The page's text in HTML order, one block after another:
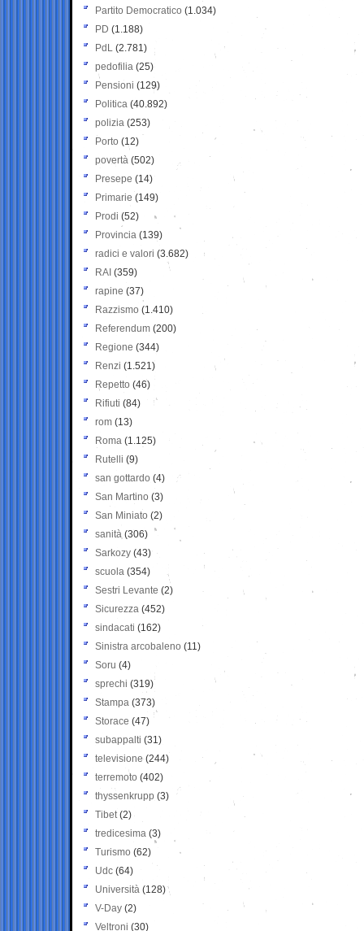
Partito Democratico (1.034)
PD (1.188)
PdL (2.781)
pedofilia (25)
Pensioni (129)
Politica (40.892)
polizia (253)
Porto (12)
povertà (502)
Presepe (14)
Primarie (149)
Prodi (52)
Provincia (139)
radici e valori (3.682)
RAI (359)
rapine (37)
Razzismo (1.410)
Referendum (200)
Regione (344)
Renzi (1.521)
Repetto (46)
Rifiuti (84)
rom (13)
Roma (1.125)
Rutelli (9)
san gottardo (4)
San Martino (3)
San Miniato (2)
sanità (306)
Sarkozy (43)
scuola (354)
Sestri Levante (2)
Sicurezza (452)
sindacati (162)
Sinistra arcobaleno (11)
Soru (4)
sprechi (319)
Stampa (373)
Storace (47)
subappalti (31)
televisione(244)
terremoto (402)
thyssenkrupp (3)
Tibet(2)
tredicesima (3)
Turismo (62)
Udc (64)
Università (128)
V-Day (2)
Veltroni (30)